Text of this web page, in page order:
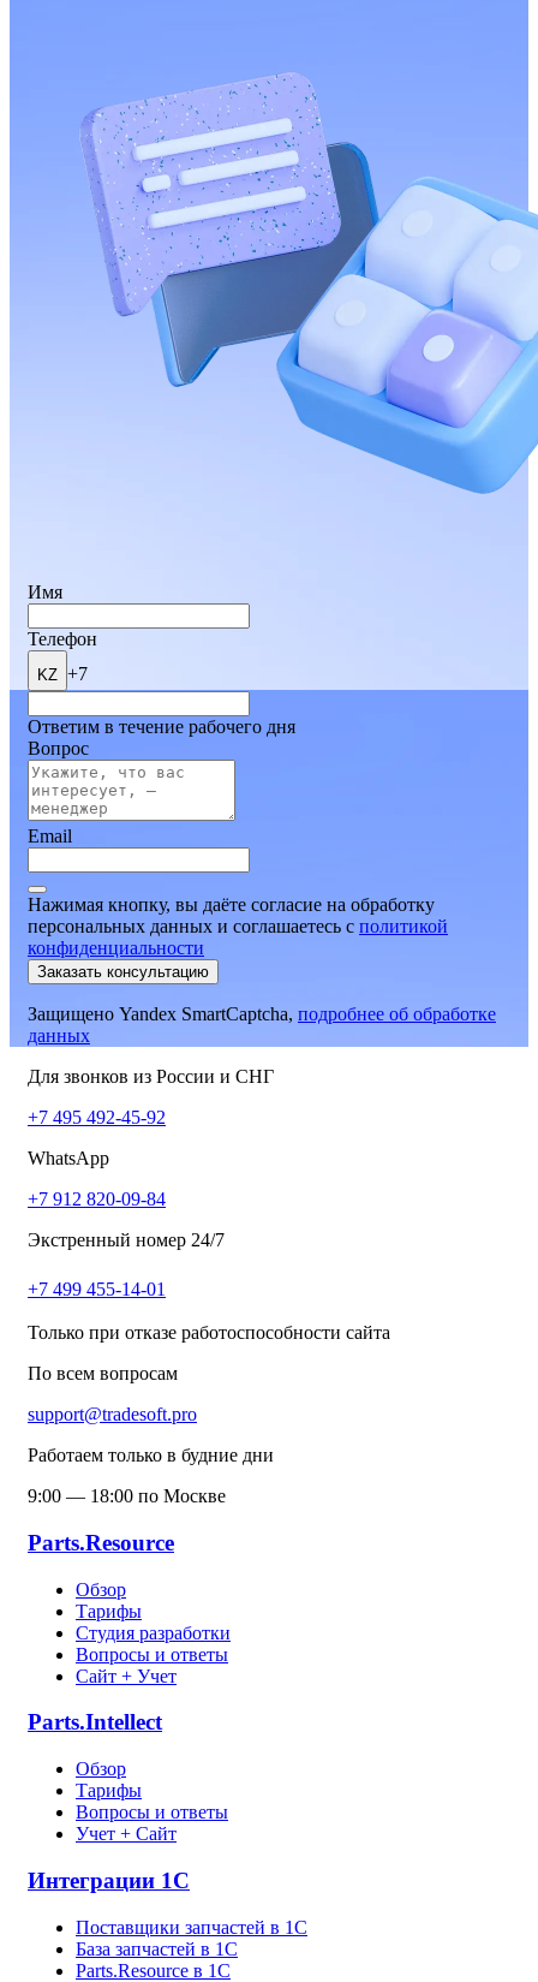
Имя
Телефон
KZ +7
Ответим в течение рабочего дня
Вопрос
Email
Нажимая кнопку, вы даёте согласие на обработку
персональных данных и соглашаетесь c политикой
конфиденциальности
Заказать консультацию
Защищено Yandex SmartCaptcha, подробнее об обработке
данных
Для звонков из России и СНГ
+7 495 492-45-92
WhatsApp
+7 912 820-09-84
Экстренный номер 24/7
+7 499 455-14-01
Только при отказе работоспособности сайта
По всем вопросам
support@tradesoft.pro
Работаем только в будние дни
9:00 — 18:00 по Москве
Parts.Resource
Обзор
Тарифы
Студия разработки
Вопросы и ответы
Сайт + Учет
Parts.Intellect
Обзор
Тарифы
Вопросы и ответы
Учет + Сайт
Интеграции 1С
Поставщики запчастей в 1C
База запчастей в 1С
Parts.Resource в 1C